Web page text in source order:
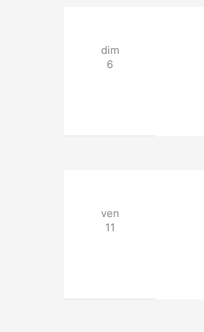
dim
6
ven
11